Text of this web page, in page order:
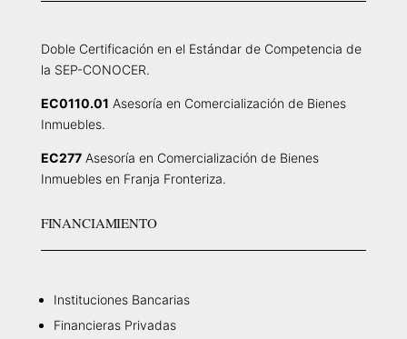
Doble Certificación en el Estándar de Competencia de
la SEP-CONOCER.
EC0110.01 Asesoría en Comercialización de Bienes
Inmuebles.
EC277Asesoría en Comercialización de Bienes
Inmuebles en Franja Fronteriza.
FINANCIAMIENTO
Instituciones Bancarias
Financieras Privadas